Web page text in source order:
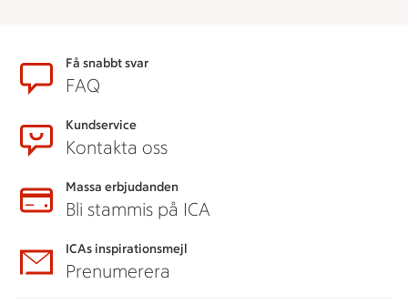
SidfotFå snabbt svar
FAQ
Kundservice
Kontakta oss
Massa erbjudanden
Bli stammis på ICA
ICAs inspirationsmejl
Prenumerera